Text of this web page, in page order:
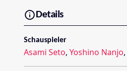
Details
Schauspieler
Asami Seto, Yoshino Nanjo,